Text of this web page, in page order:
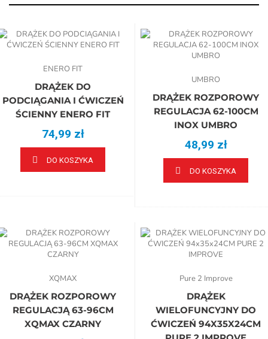
ENERO FIT
DRĄŻEK DO
PODCIĄGANIA I ĆWICZEŃ
ŚCIENNY ENERO FIT
74,99 zł
DO KOSZYKA
UMBRO
DRĄŻEK ROZPOROWY
REGULACJA 62-100CM
INOX UMBRO
48,99 zł
DO KOSZYKA
XQMAX
DRĄŻEK ROZPOROWY
REGULACJĄ 63-96CM
XQMAX CZARNY
Pure 2 Improve
DRĄŻEK
WIELOFUNCYJNY DO
ĆWICZEŃ 94X35X24CM